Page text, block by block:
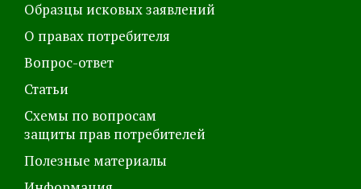
Образцы исковых заявлений
О правах потребителя
Вопрос-ответ
Статьи
Схемы по вопросам
защиты прав потребителей
Полезные материалы